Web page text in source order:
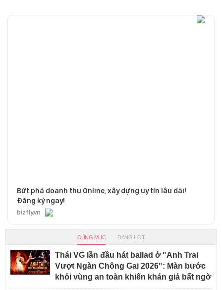
Bứt phá doanh thu Online, xây dựng uy tín lâu dài!
Đăng ký ngay!
bizfly.vn
CÙNG MỤC ĐANG HOT
Thái VG lần đầu hát ballad ở "Anh Trai
Vượt Ngàn Chông Gai 2026": Màn bước
khỏi vùng an toàn khiến khán giả bất ngờ